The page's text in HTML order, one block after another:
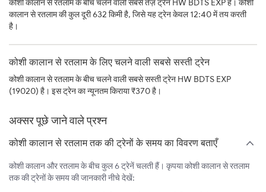
कोशी कालान से रतलाम के बीच चलने वाली सबसे तेज़ ट्रेन HW BDTS EXP है। कोशी
कालान से रतलाम की कुल दूरी 632 किमी है, जिसे यह ट्रेन केवल 12:40 में तय करती
है।
कोशी कालान से रतलाम के लिए चलने वाली सबसे सस्ती ट्रेन
कोशी कालान से रतलाम के बीच चलने वाली सबसे सस्ती ट्रेन HW BDTS EXP
(19020) है। इस ट्रेन का न्यूनतम किराया ₹370 है।
अक्सर पूछे जाने वाले प्रश्न
कोशी कालान से रतलाम तक की ट्रेनों के समय का विवरण बताएँ
कोशी कालान और रतलाम के बीच कुल 6 ट्रेनें चलती हैं। कृपया कोशी कालान से रतलाम
तक की ट्रेनों के समय की जानकारी नीचे देखें: